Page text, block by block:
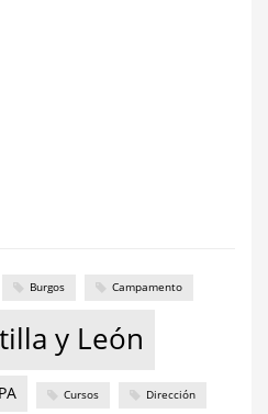
Burgos Campamento
y León
Cursos Dirección